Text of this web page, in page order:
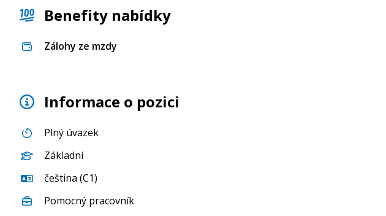
Benefity nabídky
Zálohy ze mzdy
Informace o pozici
Plný úvazek
Základní
čeština (C1)
Pomocný pracovník